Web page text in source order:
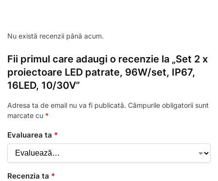
Nu există recenzii până acum.
Fii primul care adaugi o recenzie la „Set 2 x
proiectoare LED patrate, 96W/set, IP67,
16LED, 10/30V”
Adresa ta de email nu va fi publicată. Câmpurile obligatorii sunt
marcate cu *
Evaluarea ta *
Recenzia ta *